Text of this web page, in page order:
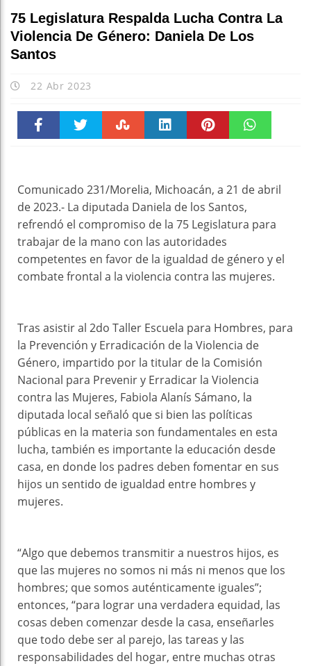
75 Legislatura Respalda Lucha Contra La
Violencia De Género: Daniela De Los
Santos
22 Abr 2023
pt
Comunicado 231/Morelia, Michoacán, a 21 de abril
de 2023.- La diputada Daniela de los Santos,
refrendó el compromiso de la 75 Legislatura para
trabajar de la mano con las autoridades
competentes en favor de la igualdad de género y el
combate frontal a la violencia contra las mujeres.
Tras asistir al 2do Taller Escuela para Hombres, para
la Prevención y Erradicación de la Violencia de
Género, impartido por la titular de la Comisión
Nacional para Prevenir y Erradicar la Violencia
contra las Mujeres, Fabiola Alanís Sámano, la
diputada local señaló que si bien las políticas
públicas en la materia son fundamentales en esta
lucha, también es importante la educación desde
casa, en donde los padres deben fomentar en sus
hijos un sentido de igualdad entre hombres y
mujeres.
“Algo que debemos transmitir a nuestros hijos, es
que las mujeres no somos ni más ni menos que los
hombres; que somos auténticamente iguales”;
entonces, “para lograr una verdadera equidad, las
cosas deben comenzar desde la casa, enseñarles
que todo debe ser al parejo, las tareas y las
responsabilidades del hogar, entre muchas otras